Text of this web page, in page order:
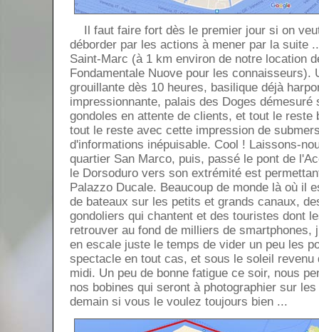
Il faut faire fort dès le premier jour si on
déborder par les actions à mener par la suite
Saint-Marc (à 1 km environ de notre location
Fondamentale Nuove pour les connaisseurs).
grouillante dès 10 heures, basilique déjà
impressionnante, palais des Doges
gondoles en attente de clients, et tout le reste
tout le reste avec cette impression de
d'informations inépuisable. Cool ! Laissons-
quartier San Marco, puis, passé le pont de
le Dorsoduro vers son extrémité est
Palazzo Ducale. Beaucoup de monde là où il
de bateaux sur les petits et grands canaux,
gondoliers qui chantent et des touristes dont
retrouver au fond de milliers de smartphones,
en escale juste le temps de vider un peu les
spectacle en tout cas, et sous le soleil revenu
midi. Un peu de bonne fatigue ce soir, nous
nos bobines qui seront à photographier sur
demain si vous le voulez toujours bien ...